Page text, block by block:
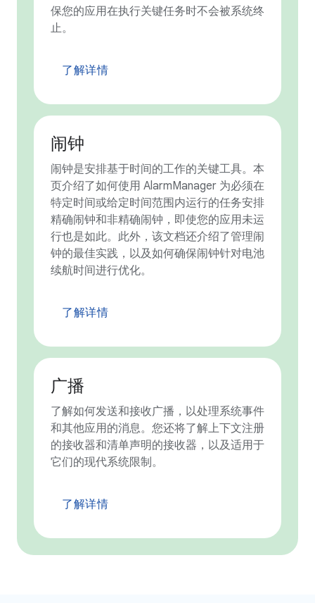
保您的应用在执行关键任务时不会被系统终
止。
了解详情
闹钟
闹钟是安排基于时间的工作的关键工具。本
页介绍了如何使用 AlarmManager 为必须在
特定时间或给定时间范围内运行的任务安排
精确闹钟和非精确闹钟，即使您的应用未运
行也是如此。此外，该文档还介绍了管理闹
钟的最佳实践，以及如何确保闹钟针对电池
续航时间进行优化。
了解详情
广播
了解如何发送和接收广播，以处理系统事件
和其他应用的消息。您还将了解上下文注册
的接收器和清单声明的接收器，以及适用于
它们的现代系统限制。
了解详情